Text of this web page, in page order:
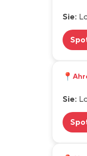
Sie:
📍
Sie: